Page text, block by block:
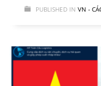
PUBLISHED IN VN -